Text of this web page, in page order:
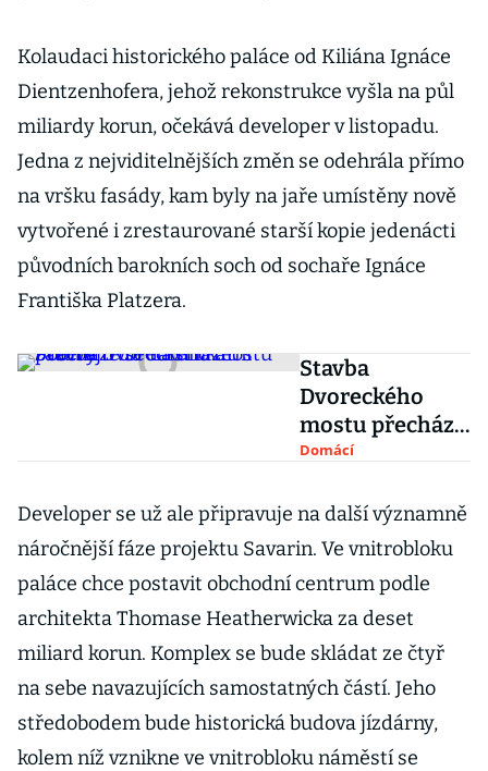
Kolaudaci historického paláce od Kiliána Ignáce
Dientzenhofera, jehož rekonstrukce vyšla na půl
miliardy korun, očekává developer v listopadu.
Jedna z nejviditelnějších změn se odehrála přímo
na vršku fasády, kam byly na jaře umístěny nově
vytvořené i zrestaurované starší kopie jedenácti
původních barokních soch od sochaře Ignáce
Františka Platzera.
Stavba
Dvoreckého
mostu přechází
do další fáze.
unikátní záběry
Domácí
Developer se už ale připravuje na další významně
náročnější fáze projektu Savarin. Ve vnitrobloku
paláce chce postavit obchodní centrum podle
architekta Thomase Heatherwicka za deset
miliard korun. Komplex se bude skládat ze čtyř
na sebe navazujících samostatných částí. Jeho
středobodem bude historická budova jízdárny,
kolem níž vznikne ve vnitrobloku náměstí se